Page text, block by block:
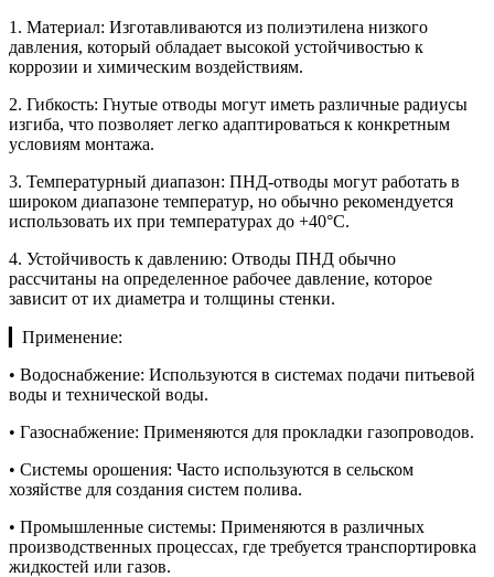
1. Материал: Изготавливаются из полиэтилена низкого
давления, который обладает высокой устойчивостью к
коррозии и химическим воздействиям.
2. Гибкость: Гнутые отводы могут иметь различные радиусы
изгиба, что позволяет легко адаптироваться к конкретным
условиям монтажа.
3. Температурный диапазон: ПНД-отводы могут работать в
широком диапазоне температур, но обычно рекомендуется
использовать их при температурах до +40°C.
4. Устойчивость к давлению: Отводы ПНД обычно
рассчитаны на определенное рабочее давление, которое
зависит от их диаметра и толщины стенки.
▎Применение:
• Водоснабжение: Используются в системах подачи питьевой
воды и технической воды.
• Газоснабжение: Применяются для прокладки газопроводов.
• Системы орошения: Часто используются в сельском
хозяйстве для создания систем полива.
• Промышленные системы: Применяются в различных
производственных процессах, где требуется транспортировка
жидкостей или газов.